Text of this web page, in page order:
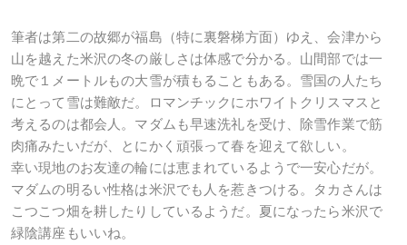
筆者は第二の故郷が福島（特に裏磐梯方面）ゆえ、会津から
山を越えた米沢の冬の厳しさは体感で分かる。山間部では一
晩で１メートルもの大雪が積もることもある。雪国の人たち
にとって雪は難敵だ。ロマンチックにホワイトクリスマスと
考えるのは都会人。マダムも早速洗礼を受け、除雪作業で筋
肉痛みたいだが、とにかく頑張って春を迎えて欲しい。
幸い現地のお友達の輪には恵まれているようで一安心だが。
マダムの明るい性格は米沢でも人を惹きつける。タカさんは
こつこつ畑を耕したりしているようだ。夏になったら米沢で
緑陰講座もいいね。